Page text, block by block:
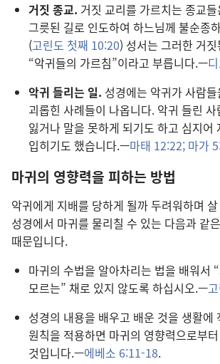
거짓 종교. 거짓 교리를 가르치는 종교
그릇된 길로 인도하여 하느님께 불순종
(고린도 첫째 10:20) 성서는 그러한 거
“악귀들의 가르침”이라고 부릅니다.—
악귀 들리는 일. 성경에는 악귀가 사람
괴롭힌 사례들이 나옵니다. 악귀 들린
잃거나 말을 못하게 되기도 하고 심지어
입히기도 했습니다.—마태 12:22; 마가
마귀의 영향력을 피하는 방법
악귀에게 지배를 당하게 될까 두려워하며
성경에서 마귀를 물리칠 수 있는 다음과 같
때문입니다.
마귀의 수법을 알아차리는 법을 배워서
모르는” 채로 있지 않도록 하십시오.—
성경의 내용을 배우고 배운 것을 생활에
원칙을 적용하면 마귀의 영향력으로부
것입니다.—에베소 6:11-18.